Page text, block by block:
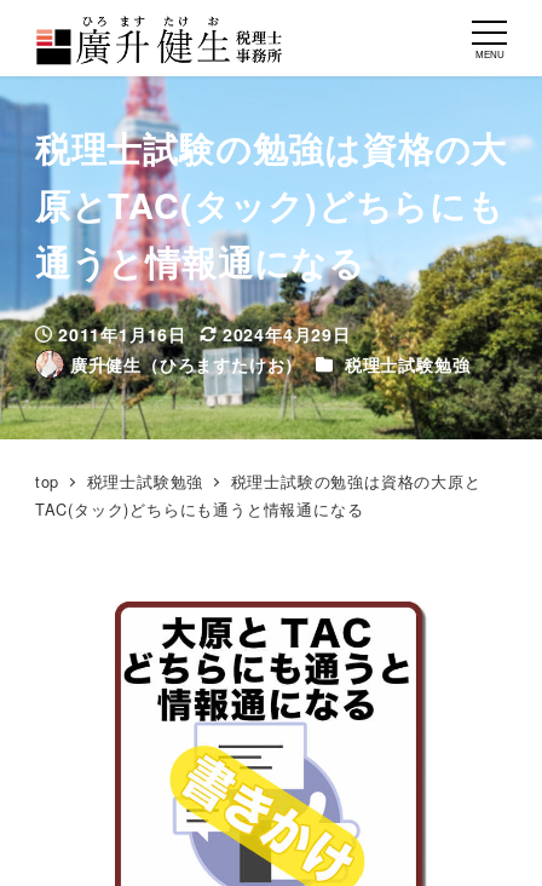
MENU
税理士試験の勉強は資格の大
原とTAC(タック)どちらにも
通うと情報通になる
投稿日
2011年1月16日
更新日
2024年4月29日
著
者
廣升健生（ひろますたけお） カテゴリー
税理士試験勉強
top 税理士試験勉強
税理士試験の勉強は資格の大原と
TAC(タック)どちらにも通うと情報通になる